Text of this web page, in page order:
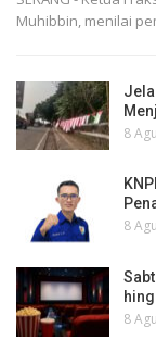
Muhibbin, menilai
8
8
8